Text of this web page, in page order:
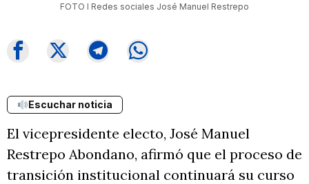
FOTO I Redes sociales José Manuel Restrepo
Escuchar noticia
El vicepresidente electo, José Manuel
Restrepo Abondano, afirmó que el proceso de
transición institucional continuará su curso